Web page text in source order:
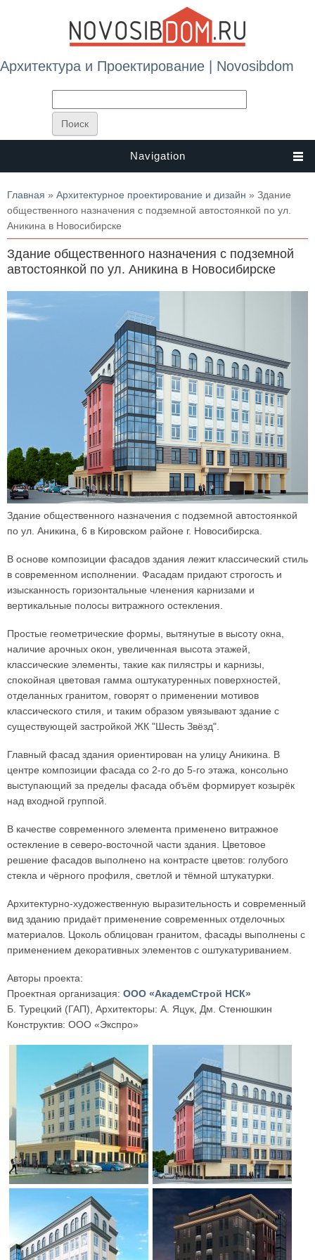
Архитектура и Проектирование | Novosibdom
Navigation
Вы здесь
Главная » Архитектурное проектирование и дизайн » Здание
общественного назначения с подземной автостоянкой по ул.
Аникина в Новосибирске
Здание общественного назначения с подземной
автостоянкой по ул. Аникина в Новосибирске
Здание общественного назначения с подземной автостоянкой
по ул. Аникина, 6 в Кировском районе г. Новосибирска.
В основе композиции фасадов здания лежит классический стиль
в современном исполнении. Фасадам придают строгость и
изысканность горизонтальные членения карнизами и
вертикальные полосы витражного остекления.
Простые геометрические формы, вытянутые в высоту окна,
наличие арочных окон, увеличенная высота этажей,
классические элементы, такие как пилястры и карнизы,
спокойная цветовая гамма оштукатуренных поверхностей,
отделанных гранитом, говорят о применении мотивов
классического стиля, и таким образом увязывают здание с
существующей застройкой ЖК "Шесть Звёзд".
Главный фасад здания ориентирован на улицу Аникина. В
центре композиции фасада со 2-го до 5-го этажа, консольно
выступающий за пределы фасада объём формирует козырёк
над входной группой.
В качестве современного элемента применено витражное
остекление в северо-восточной части здания. Цветовое
решение фасадов выполнено на контрасте цветов: голубого
стекла и чёрного профиля, светлой и тёмной штукатурки.
Архитектурно-художественную выразительность и современный
вид зданию придаёт применение современных отделочных
материалов. Цоколь облицован гранитом, фасады выполнены с
применением декоративных элементов с оштукатуриванием.
Авторы проекта:
Проектная организация: ООО «АкадемСтрой НСК»
Б. Турецкий (ГАП), Архитекторы: А. Яцук, Дм. Стенюшкин
Конструктив: ООО «Экспро»